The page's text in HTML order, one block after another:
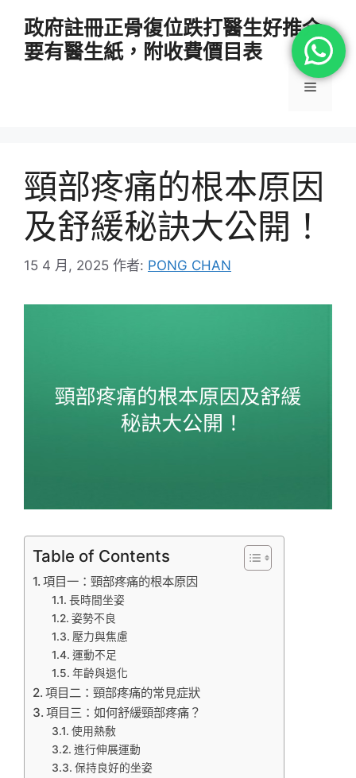
政府註冊正骨復位跌打醫生好推介
要有醫生紙，附收費價目表
選
頸部疼痛的根本原因
及舒緩秘訣大公開！
15 4 月, 2025 作者: PONG CHAN
Table of Contents
項目一：頸部疼痛的根本原因
長時間坐姿
姿勢不良
壓力與焦慮
運動不足
年齡與退化
項目二：頸部疼痛的常見症狀
項目三：如何舒緩頸部疼痛？
使用熱敷
進行伸展運動
保持良好的坐姿